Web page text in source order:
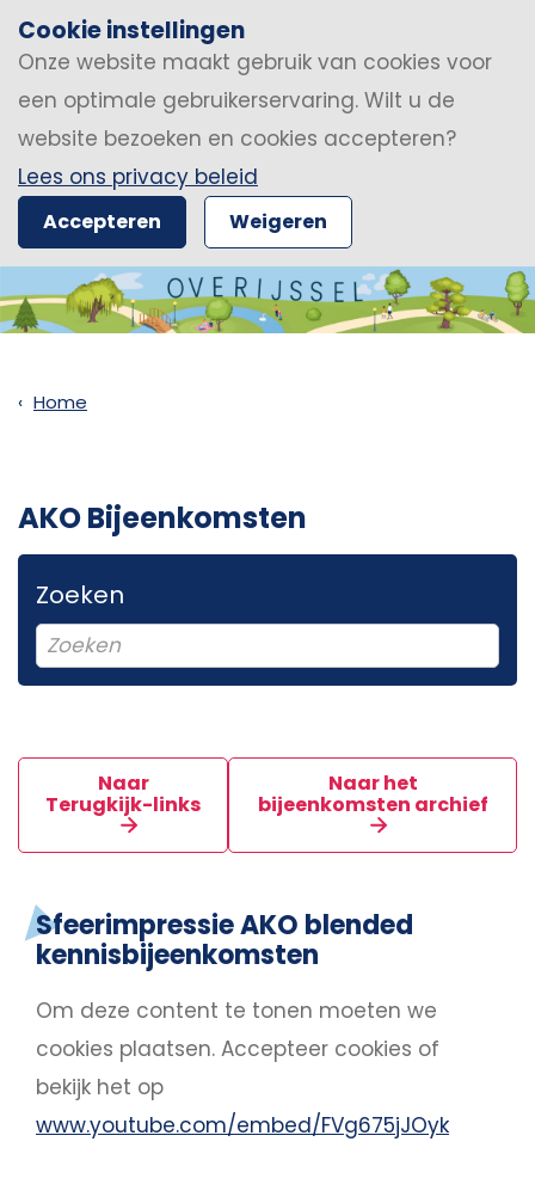
Cookie instellingen
Onze website maakt gebruik van cookies voor
een optimale gebruikerservaring. Wilt u de
website bezoeken en cookies accepteren?
Lees ons privacy beleid
Accepteren Weigeren
Home
AKO Bijeenkomsten
Zoeken
Naar
Terugkijk-links
Naar het
bijeenkomsten archief
Sfeerimpressie AKO blended
kennisbijeenkomsten
Om deze content te tonen moeten we
cookies plaatsen. Accepteer cookies of
bekijk het op
www.youtube.com/embed/FVg675jJOyk